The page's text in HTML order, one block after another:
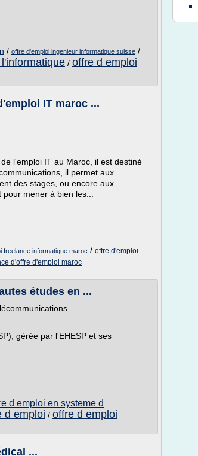
/ offre d'emploi ingenieur informatique suisse /
/ offre d emploi
IT maroc ...
l'emploi IT au Maroc, il est destiné
il permet aux
des stages, ou encore aux
mener à bien les...
freelance informatique maroc / offre d'emploi
d'offre d'emploi maroc
études en ...
gérée par l'EHESP et ses
d emploi en systeme d
d emploi / offre d emploi
...